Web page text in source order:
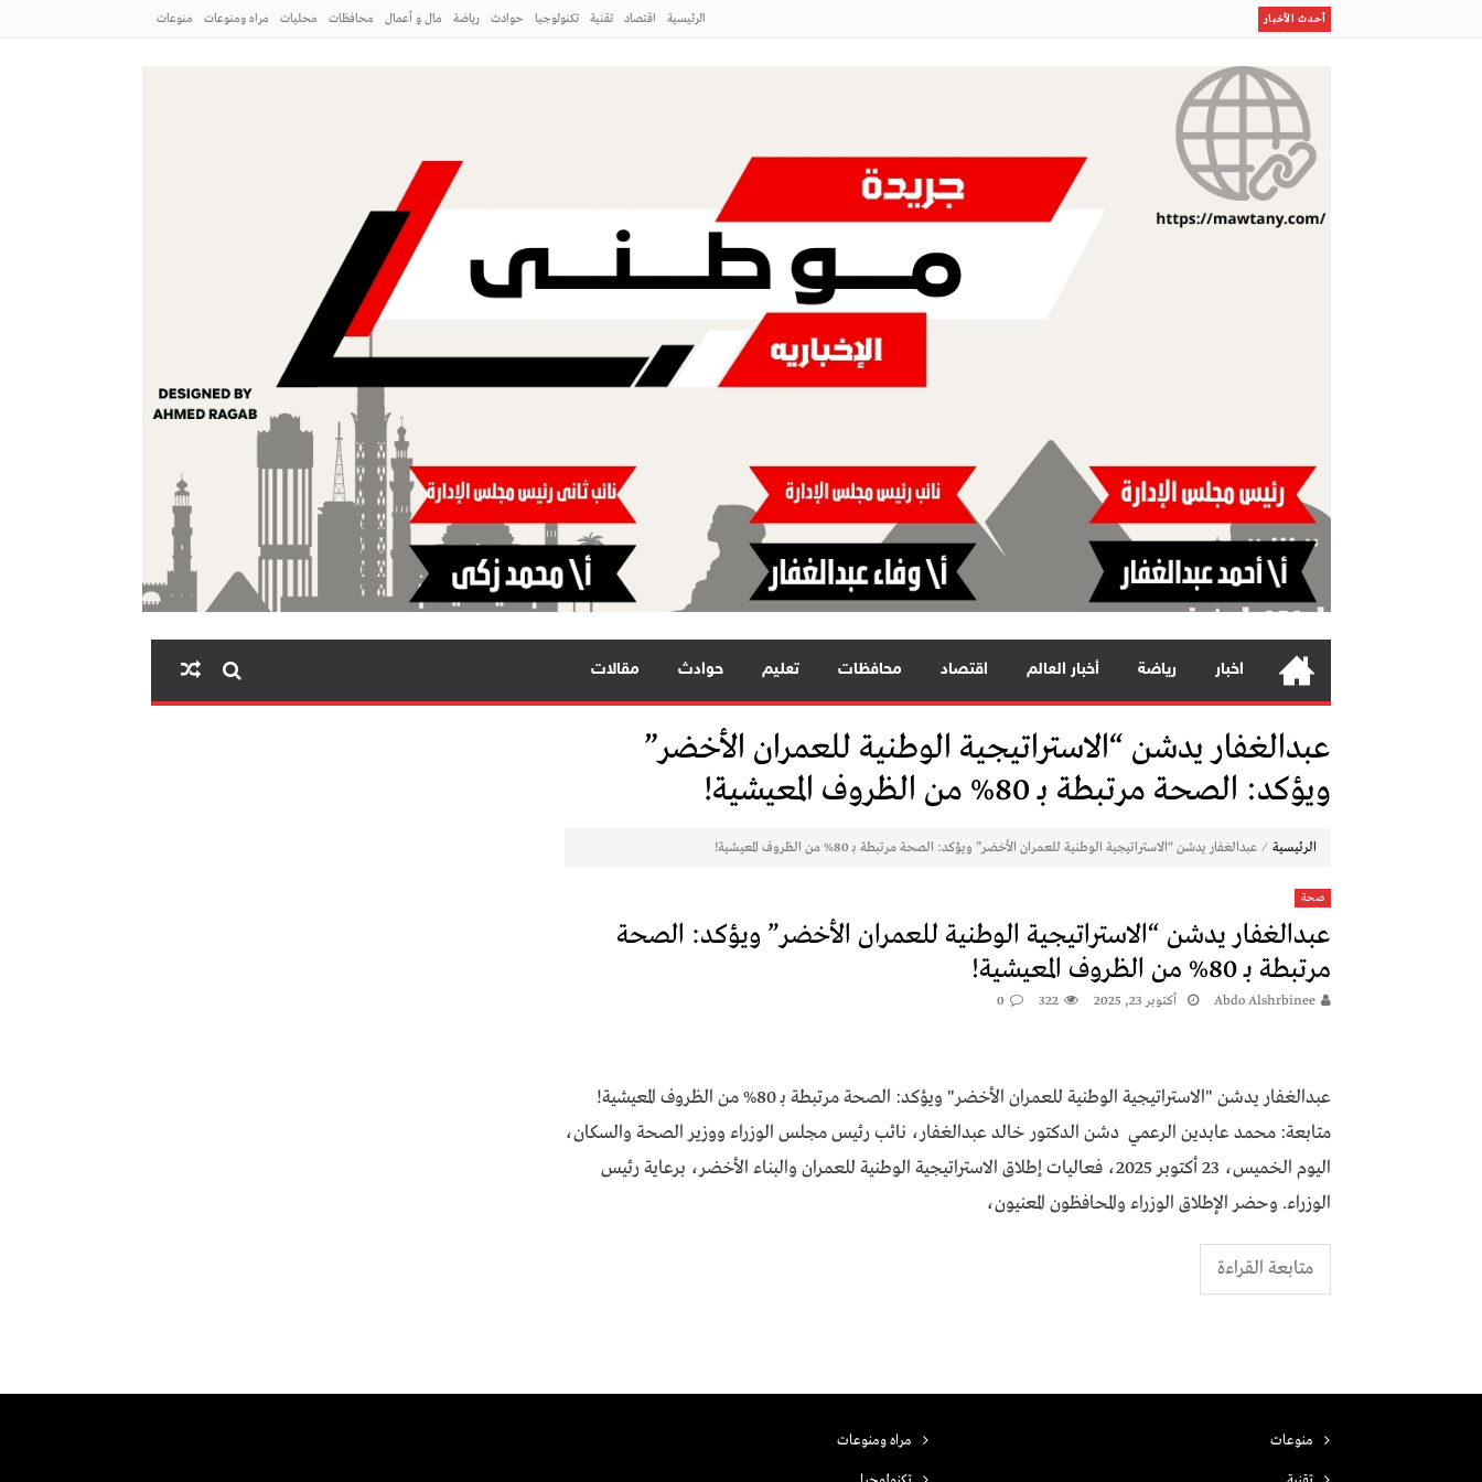
أحدث الأخبار
إستثمار الإجازة الصيفية في برامج نوعية لطلاب وطالبات الطائف
مكتب وزارة البيئة والمياه والزراعة بالعاصمة المقدسة ينفذ ورشة عمل «كيفية التصوير الميداني»
ظلال
الرئيسية اقتصاد تقنية تكنولوجيا حوادث رياضة مال و أعمال محافظات محليات مراه ومنوعات منوعات
اخبار رياضة أخبار العالم اقتصاد محافظات تعليم حوادث مقالات
عبدالغفار يدشن “الاستراتيجية الوطنية للعمران الأخضر”
ويؤكد: الصحة مرتبطة بـ 80% من الظروف المعيشية!
الرئيسية ⁄ عبدالغفار يدشن “الاستراتيجية الوطنية للعمران الأخضر” ويؤكد: الصحة مرتبطة بـ 80% من الظروف المعيشية!
صحة
عبدالغفار يدشن “الاستراتيجية الوطنية للعمران الأخضر” ويؤكد: الصحة
مرتبطة بـ 80% من الظروف المعيشية!
Abdo Alshrbinee أكتوبر 23, 2025 322
0
عبدالغفار يدشن "الاستراتيجية الوطنية للعمران الأخضر" ويؤكد: الصحة مرتبطة بـ 80% من الظروف المعيشية! ​
متابعة: محمد عابدين الرعمي ​ دشن الدكتور خالد عبدالغفار، نائب رئيس مجلس الوزراء ووزير الصحة والسكان،
اليوم الخميس، 23 أكتوبر 2025، فعاليات إطلاق الاستراتيجية الوطنية للعمران والبناء الأخضر، برعاية رئيس
الوزراء. وحضر الإطلاق الوزراء والمحافظون المعنيون،
متابعة القراءة
منوعات مراه ومنوعات